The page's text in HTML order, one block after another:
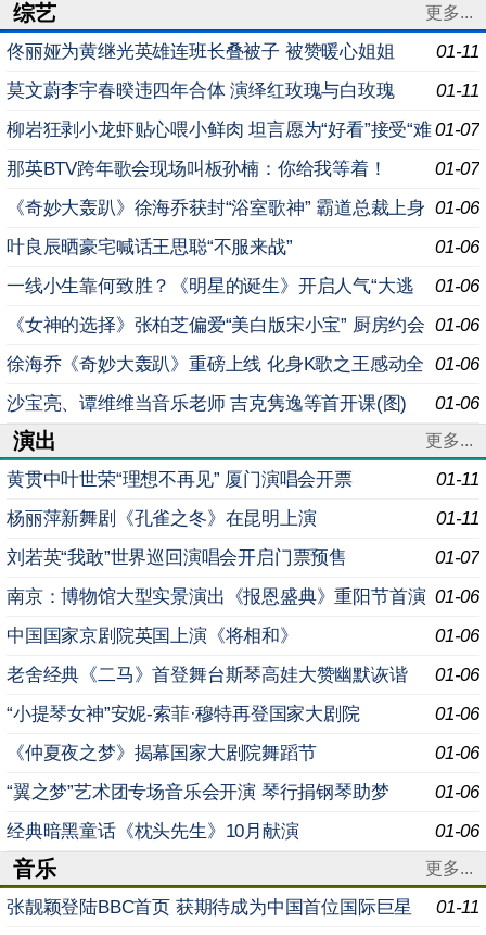
综艺 更多...
01-11
佟丽娅为黄继光英雄连班长叠被子 被赞暖心姐姐
01-11
莫文蔚李宇春暌违四年合体 演绎红玫瑰与白玫瑰
01-07
柳岩狂剥小龙虾贴心喂小鲜肉 坦言愿为“好看”接受“难
穿”
01-07
那英BTV跨年歌会现场叫板孙楠：你给我等着！
01-06
《奇妙大轰趴》徐海乔获封“浴室歌神” 霸道总裁上身
玩公主抱
01-06
叶良辰晒豪宅喊话王思聪“不服来战”
01-06
一线小生靠何致胜？《明星的诞生》开启人气“大逃
杀”
01-06
《女神的选择》张柏芝偏爱“美白版宋小宝” 厨房约会
被抢“男友”
01-06
徐海乔《奇妙大轰趴》重磅上线 化身K歌之王感动全
场
01-06
沙宝亮、谭维维当音乐老师 吉克隽逸等首开课(图)
演出 更多...
01-11
黄贯中叶世荣“理想不再见” 厦门演唱会开票
01-11
杨丽萍新舞剧《孔雀之冬》在昆明上演
01-07
刘若英“我敢”世界巡回演唱会开启门票预售
01-06
南京：博物馆大型实景演出《报恩盛典》重阳节首演
01-06
中国国家京剧院英国上演《将相和》
01-06
老舍经典《二马》首登舞台斯琴高娃大赞幽默诙谐
01-06
“小提琴女神”安妮-索菲·穆特再登国家大剧院
01-06
《仲夏夜之梦》揭幕国家大剧院舞蹈节
01-06
“翼之梦”艺术团专场音乐会开演 琴行捐钢琴助梦
01-06
经典暗黑童话《枕头先生》10月献演
音乐 更多...
01-11
张靓颖登陆BBC首页 获期待成为中国首位国际巨星